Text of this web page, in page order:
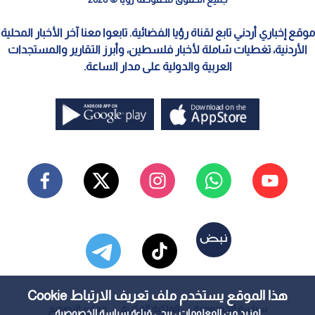
هذا الموقع يستخدم ملف تعريف الارتباط Cookie
موقع إخباري أردني تابع لقناة رؤيا الفضائية. تابعوا معنا آخر الأخبار المحلية
الأردنية، تغطيات شاملة لأخبار فلسطين، وأبرز التقارير والمستجدات
العربية والدولية على مدار الساعة.
سياسة الخصوصية الملكية الفكرية معايير التصحيح